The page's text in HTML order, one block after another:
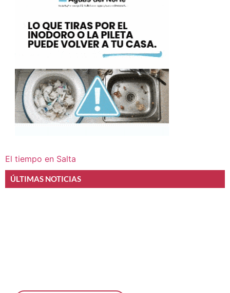
El tiempo en Salta
ÚLTIMAS NOTICIAS